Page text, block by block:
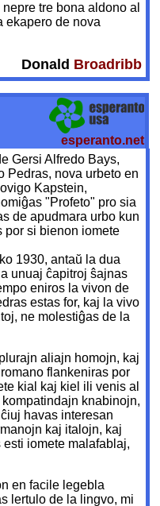
tre bona aldono al
ekapero de nova
Donald Broadribb
esperanto.net
Gersi Alfredo Bays,
Pedras, nova urbeto en
Kapstein,
"Profeto" pro sia
de apudmara urbo kun
por si bienon iomete
1930, antaŭ la dua
unuaj ĉapitroj ŝajnas
eniros la vivon de
estas for, kaj la vivo
ne molestiĝas de la
aliajn homojn, kaj
flankeniras por
kial kaj kiel ili venis al
knabinojn,
havas interesan
kaj italojn, kaj
iomete malafablaj,
en facile legebla
lertulo de la lingvo, mi